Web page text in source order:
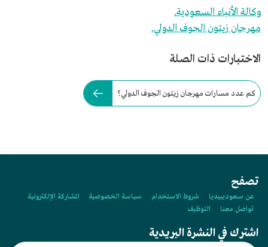
وكالة الأنباء السعودية.
مهرجان زيتون الجوف الدولي.
الاختبارات ذات الصلة
كم عدد مسارات مهرجان زيتون الجوف الدولي؟
تصفح
عن سعوديبيديا شروط الاستخدام سياسة الخصوصية
المشاركة الإلكترونية
تواصل معنا
التوظيف
اشترك في النشرة البريدية